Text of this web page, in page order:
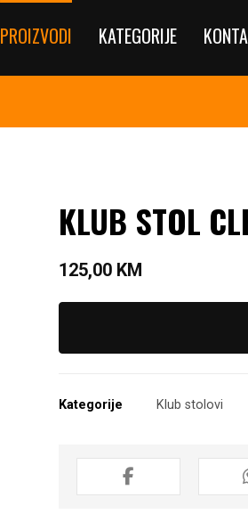
PROIZVODI KATEGORIJE
KLUB STOL
125,00 KM
Kategorije Klub stolovi